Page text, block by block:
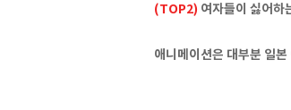
(TOP2) 여자들이 싫어하
애니메이션은 대부분 일